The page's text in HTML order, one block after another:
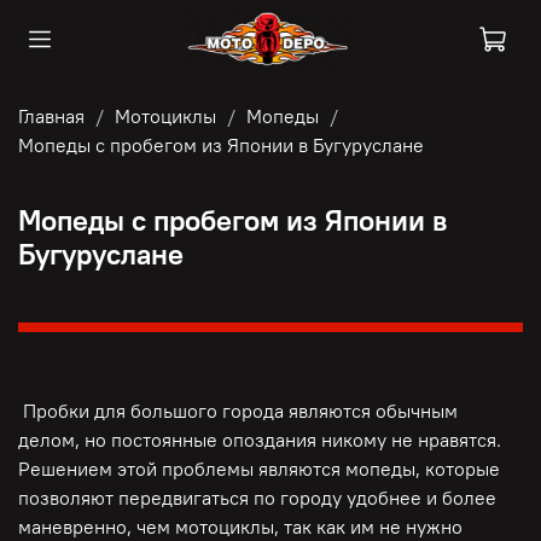
Главная Мотоциклы
Мопеды
Мопеды с пробегом из Японии в Бугуруслане
Мопеды с пробегом из Японии в
Бугуруслане
Пробки для большого города являются обычным
делом, но постоянные опоздания никому не нравятся.
Решением этой проблемы являются мопеды, которые
позволяют передвигаться по городу удобнее и более
маневренно, чем мотоциклы, так как им не нужно